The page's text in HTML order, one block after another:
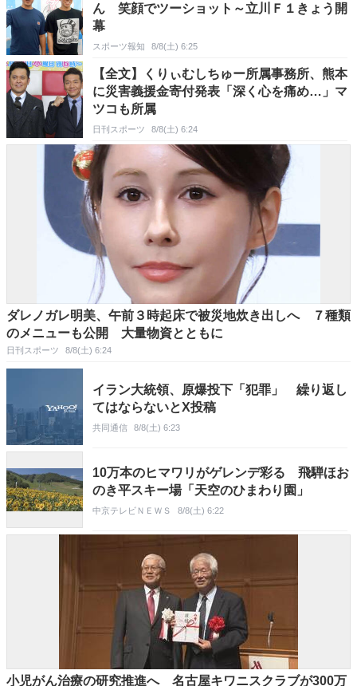
ん 笑顔でツーショット～立川Ｆ１きょう開
幕
スポーツ報知 8/8(土) 6:25
【全文】くりぃむしちゅー所属事務所、熊本
に災害義援金寄付発表「深く心を痛め…」マ
ツコも所属
日刊スポーツ 8/8(土) 6:24
ダレノガレ明美、午前３時起床で被災地炊き出しへ ７種類
のメニューも公開 大量物資とともに
日刊スポーツ 8/8(土) 6:24
イラン大統領、原爆投下「犯罪」 繰り返し
てはならないとX投稿
共同通信 8/8(土) 6:23
10万本のヒマワリがゲレンデ彩る 飛騨ほお
のき平スキー場「天空のひまわり園」
中京テレビＮＥＷＳ 8/8(土) 6:22
小児がん治療の研究推進へ 名古屋キワニスクラブが300万